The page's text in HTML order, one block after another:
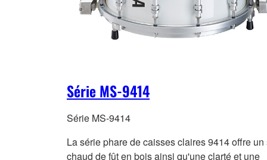
Série MS-9414
Série MS-9414
La série phare de caisses claires 9414 offre un
chaud de fût en bois ainsi qu'une clartéet une